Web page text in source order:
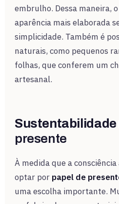
embrulho. Dessa maneira,
aparência mais elaborada
simplicidade. Também é
naturais, como pequenos
folhas, que conferem um
artesanal.
Sustentabilidade
presente
À medida que a
optar por papel de
uma escolha importante.